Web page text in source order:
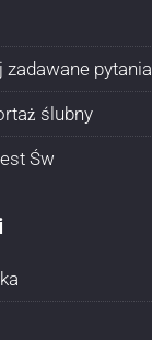
zadawane pytania
ślubny
Św